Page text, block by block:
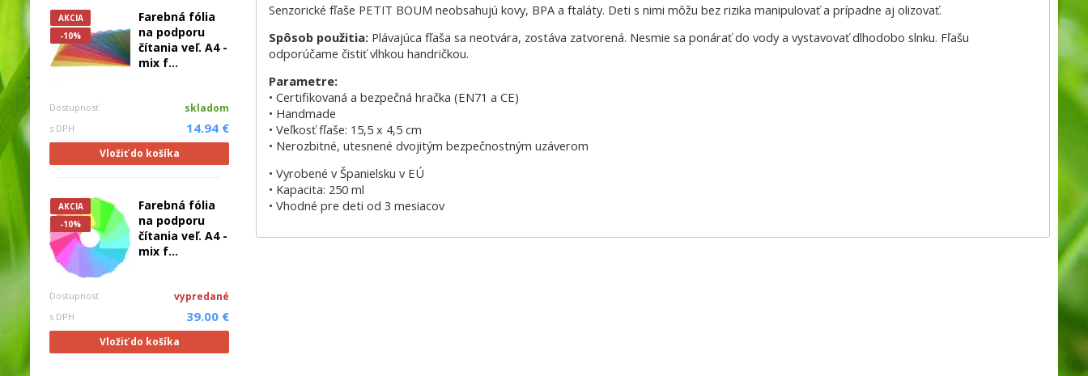
AKCIA
-10%
Farebná fólia
na podporu
čítania veľ. A4 -
mix f...
Dostupnosť skladom
s DPH 14.94 €
Vložiť do košíka
AKCIA
-10%
Farebná fólia
na podporu
čítania veľ. A4 -
mix f...
Dostupnosť vypredané
s DPH 39.00 €
Vložiť do košíka
Senzorické fľaše PETIT BOUM neobsahujú kovy, BPA a ftaláty. Deti s nimi môžu bez rizika manipulovať a prípadne aj olizovať.
Spôsob použitia: Plávajúca fľaša sa neotvára, zostáva zatvorená. Nesmie sa ponárať do vody a vystavovať dlhodobo slnku. Fľašu
odporúčame čistiť vlhkou handričkou.
Parametre:
• Certifikovaná a bezpečná hračka (EN71 a CE)
• Handmade
• Veľkosť fľaše: 15,5 x 4,5 cm
• Nerozbitné, utesnené dvojitým bezpečnostným uzáverom
• Vyrobené v Španielsku v EÚ
• Kapacita: 250 ml
• Vhodné pre deti od 3 mesiacov